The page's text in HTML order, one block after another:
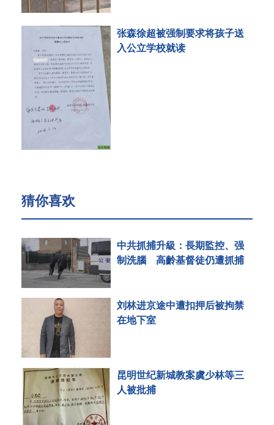
张森徐超被强制要求将孩子送
入公立学校就读
猜你喜欢
中共抓捕升級：長期監控、强
制洗腦 高齡基督徒仍遭抓捕
刘林进京途中遭扣押后被拘禁
在地下室
昆明世纪新城教案虞少林等三
人被批捕